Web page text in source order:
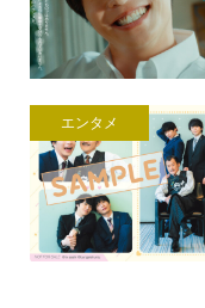
エンタメ